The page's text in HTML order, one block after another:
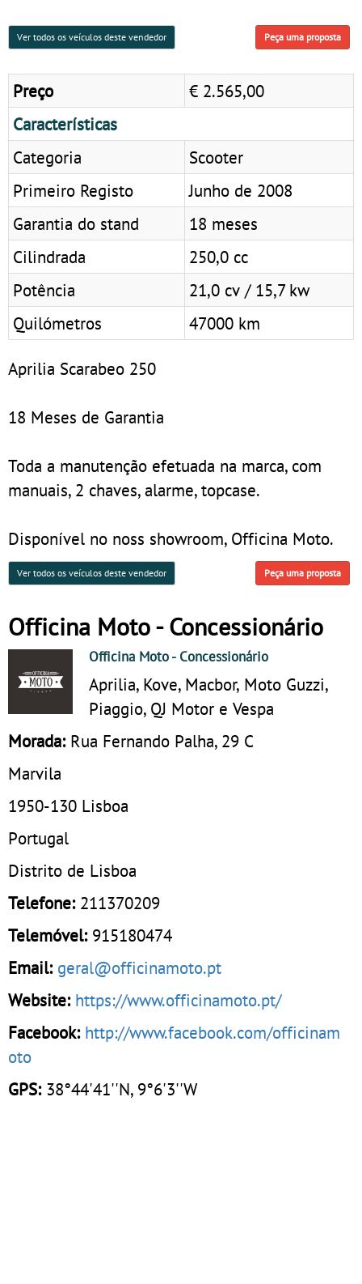
Ver todos os veículos deste vendedor Peça uma proposta
Preço
€ 2.565,00
Características
Categoria
Scooter
Primeiro Registo
Junho de 2008
Garantia do stand
18 meses
Cilindrada
250,0 cc
Potência
21,0 cv / 15,7 kw
Quilómetros
47000 km
Aprilia Scarabeo 250
18 Meses de Garantia
Toda a manutenção efetuada na marca, com
manuais, 2 chaves, alarme, topcase.
Disponível no noss showroom, Officina Moto.
Ver todos os veículos deste vendedor Peça uma proposta
Officina Moto - Concessionário
Officina Moto- Concessionário
Aprilia, Kove, Macbor, Moto Guzzi,
Piaggio, QJ Motor e Vespa
Morada: Rua Fernando Palha, 29 C
Marvila
1950-130 Lisboa
Portugal
Distrito de Lisboa
Telefone: 211370209
Telemóvel: 915180474
Email: geral@officinamoto.pt
Website: https://www.officinamoto.pt/
Facebook: http://www.facebook.com/officinam
oto
GPS:38°44'41''N, 9°6'3''W